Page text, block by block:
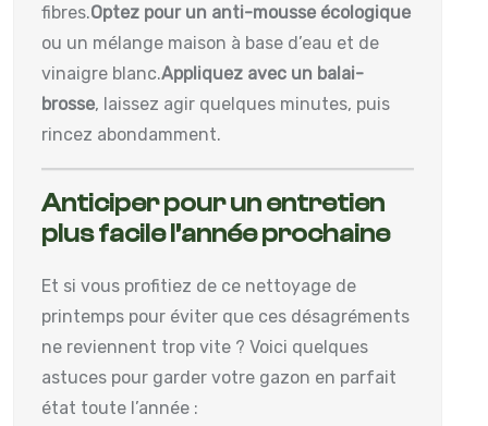
fibres.Optez pour un anti-mousse écologique
ou un mélange maison à base d’eau et de
vinaigre blanc.Appliquez avec un balai-
brosse, laissez agir quelques minutes, puis
rincez abondamment.
Anticiper pour un entretien
plus facile l’année prochaine
Et si vous profitiez de ce nettoyage de
printemps pour éviter que ces désagréments
ne reviennent trop vite ? Voici quelques
astuces pour garder votre gazon en parfait
état toute l’année :